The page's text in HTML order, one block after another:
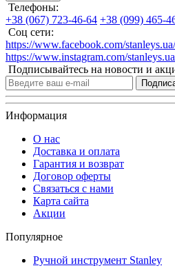
Телефоны:
+38 (067) 723-46-64 +38 (099) 465-
Соц сети:
https://www.facebook.com/stanleys.ua/
https://www.instagram.com/
Подписывайтесь на новости и
Информация
О нас
Доставка и оплата
Гарантия и возврат
Договор оферты
Связаться с нами
Карта сайта
Акции
Популярное
Ручной инструмент Stanley